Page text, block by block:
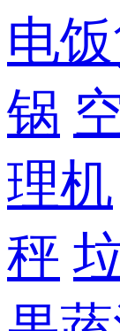
电
锅
理机
秤